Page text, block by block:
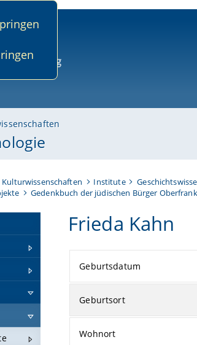
Kulturwissenschaften Institute
Gedenkbuch der jüdischen Bürger
Frieda Kahn
Geburtsdatum
Geburtsort
Wohnort